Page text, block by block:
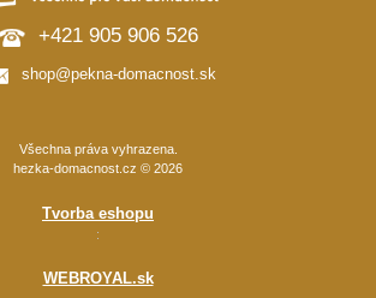
+421 905 906 526
shop@pekna-domacnost.sk
Všechna práva vyhrazena.
hezka-domacnost.cz © 2026
Tvorba eshopu
:
WEBROYAL.sk